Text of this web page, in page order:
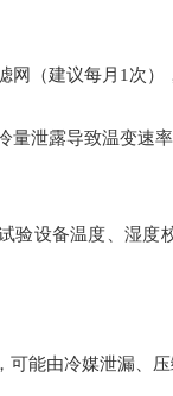
网（建议每月1次）
量泄露导致温变速率
验设备温度、湿
可能由冷媒泄漏、